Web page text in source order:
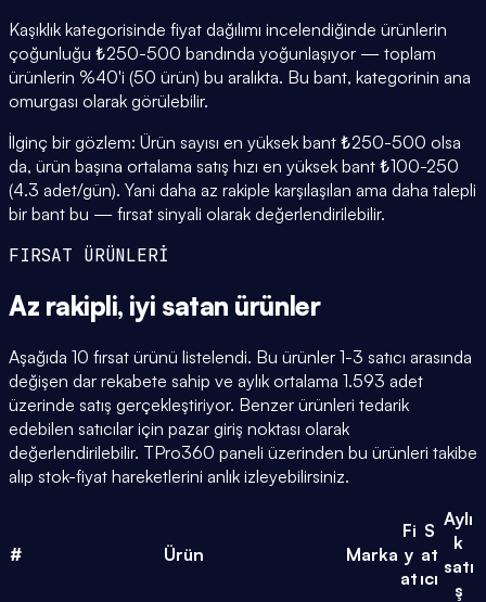
Kaşıklık kategorisinde fiyat dağılımı incelendiğinde ürünlerin
çoğunluğu ₺250-500 bandında yoğunlaşıyor — toplam
ürünlerin %40'i (50 ürün) bu aralıkta. Bu bant, kategorinin ana
omurgası olarak görülebilir.
İlginç bir gözlem: Ürün sayısı en yüksek bant ₺250-500 olsa
da, ürün başına ortalama satış hızı en yüksek bant ₺100-250
(4.3 adet/gün). Yani daha az rakiple karşılaşılan ama daha talepli
bir bant bu — fırsat sinyali olarak değerlendirilebilir.
FIRSAT ÜRÜNLERİ
Az rakipli, iyi satan ürünler
Aşağıda 10 fırsat ürünü listelendi. Bu ürünler 1-3 satıcı arasında
değişen dar rekabete sahip ve aylık ortalama 1.593 adet
üzerinde satış gerçekleştiriyor. Benzer ürünleri tedarik
edebilen satıcılar için pazar giriş noktası olarak
değerlendirilebilir. TPro360 paneli üzerinden bu ürünleri takibe
alıp stok-fiyat hareketlerini anlık izleyebilirsiniz.
# Ürün Marka
Fi
y
at
S
at
ıcı
Aylı
k
satı
ş